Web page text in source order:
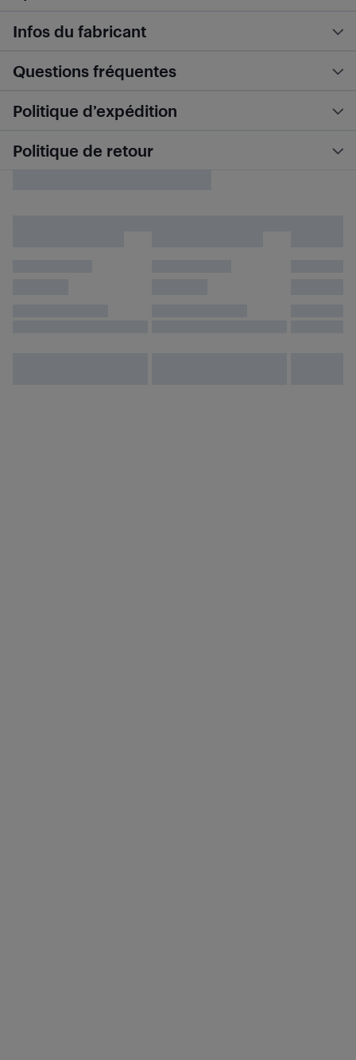
Infos du fabricant
Questions fréquentes
Politique d’expédition
Politique de retour